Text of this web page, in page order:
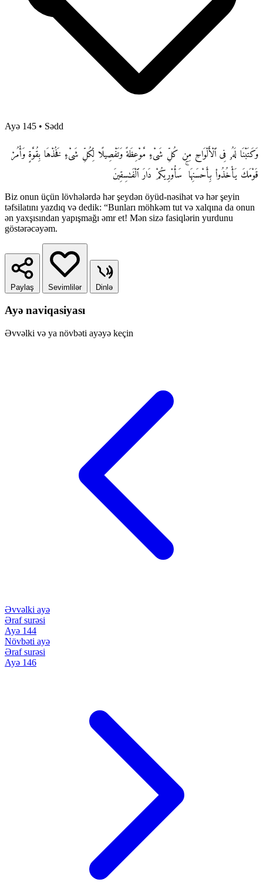
Ayə 145 • Sədd
وَكَتَبْنَا لَهُۥ فِى ٱلْأَلْوَاحِ مِن كُلِّ شَىْءٍ مَّوْعِظَةً وَتَفْصِيلًا لِّكُلِّ شَىْءٍ فَخُذْهَا بِقُوَّةٍ وَأْمُرْ
قَوْمَكَ يَأْخُذُوا۟ بِأَحْسَنِهَا ۚ سَأُو۟رِيكُمْ دَارَ ٱلْفَـٰسِقِينَ
Biz onun üçün lövhələrdə hər şeydən öyüd-nəsihət və hər şeyin
təfsilatını yazdıq və dedik: “Bunları möhkəm tut və xalqına da onun
ən yaxşısından yapışmağı əmr et! Mən sizə fasiqlərin yurdunu
göstərəcəyəm.
Paylaş Sevimlilər Dinlə
Ayə naviqasiyası
Əvvəlki və ya növbəti ayəyə keçin
Əvvəlki ayə
Əraf surəsi
Ayə 144
Növbəti ayə
Əraf surəsi
Ayə 146